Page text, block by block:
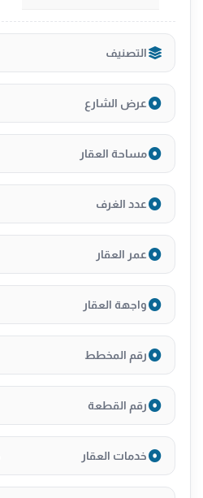
التصنيف
عرض الشارع
مساحة العقار
عدد الغرف
عمر العقار
واجهة العقار
رقم المخطط
رقم القطعة
خدمات العقار